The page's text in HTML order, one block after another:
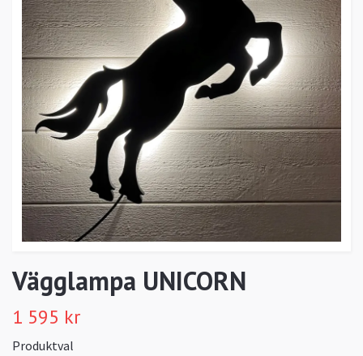
Vägglampa UNICORN
1 595 kr
Produktval